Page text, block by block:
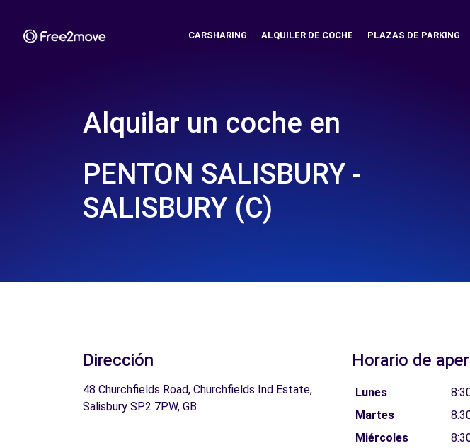
CARSHARING ALQUILER DE COCHE PLAZAS DE PARKING
Alquilar un coche en
PENTON SALISBURY -
SALISBURY (C)
Dirección
48 Churchfields Road, Churchfields Ind Estate,
Salisbury SP2 7PW, GB
Horario de
Lunes
Martes
Miércoles